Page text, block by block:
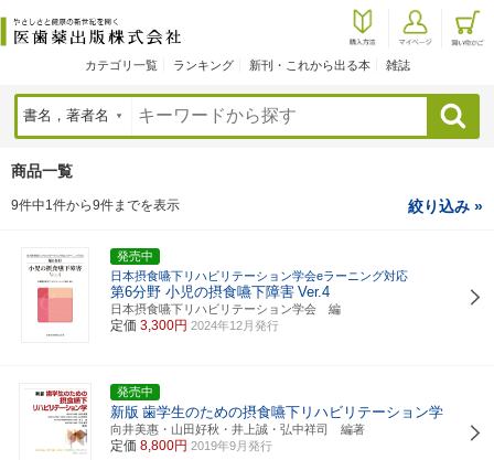
カテゴリ一覧 ランキング 新刊・これから出る本 雑誌
検索
商品一覧
9件中1件から9件までを表示 絞り込み »
発売中
日本摂食嚥下リハビリテーション学会eラーニング対応
第6分野 小児の摂食嚥下障害 Ver.4
日本摂食嚥下リハビリテーション学会 編
定価 3,300円 2024年12月発行
発売中
新版 歯学生のための摂食嚥下リハビリテーション学
向井美惠・山田好秋・井上誠・弘中祥司 編著
定価 8,800円 2019年9月発行